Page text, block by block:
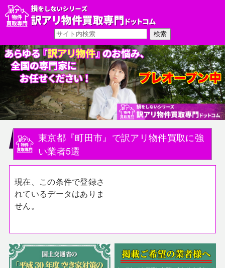
東京都『町田市』で訳アリ物件買取に強
い業者5選
現在、この条件で登録さ
れているデータはありま
せん。